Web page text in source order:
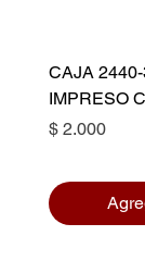
CAJA
IMPRESO
Precio
$ 2.000